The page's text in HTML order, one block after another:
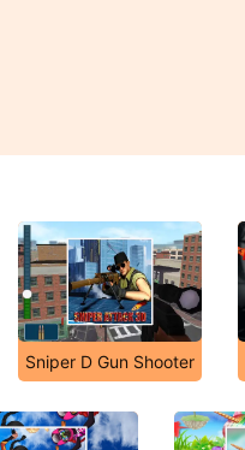
Sniper D Gun Shooter